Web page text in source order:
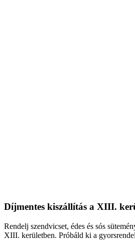
Díjmentes kiszállítás a XIII.
Rendelj szendvicset, édes és sós
XIII. kerületben. Próbáld ki a